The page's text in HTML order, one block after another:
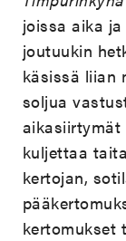
joissa aika
joutuukin
käsissä liian
soljua
aikasiirtymät
kuljettaa
kertojan,
kertomukset